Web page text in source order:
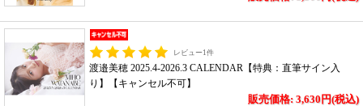
レビュー1件
渡邉美穂 2025.4-2026.3 CALENDAR【特典：直筆サイン入
り】【キャンセル不可】
販売価格: 3,630円(税込)